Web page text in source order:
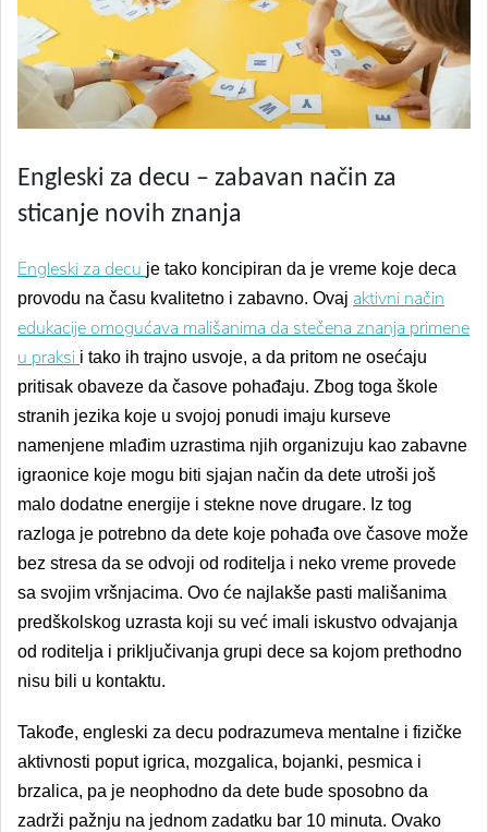
Engleski za decu – zabavan način za
sticanje novih znanja
Engleski za decu je tako koncipiran da je vreme koje deca
provodu na času kvalitetno i zabavno. Ovaj aktivni način
edukacije omogućava mališanima da stečena znanja primene
u praksi i tako ih trajno usvoje, a da pritom ne osećaju
pritisak obaveze da časove pohađaju. Zbog toga škole
stranih jezika koje u svojoj ponudi imaju kurseve
namenjene mlađim uzrastima njih organizuju kao zabavne
igraonice koje mogu biti sjajan način da dete utroši još
malo dodatne energije i stekne nove drugare. Iz tog
razloga je potrebno da dete koje pohađa ove časove može
bez stresa da se odvoji od roditelja i neko vreme provede
sa svojim vršnjacima. Ovo će najlakše pasti mališanima
predškolskog uzrasta koji su već imali iskustvo odvajanja
od roditelja i priključivanja grupi dece sa kojom prethodno
nisu bili u kontaktu.
Takođe, engleski za decu podrazumeva mentalne i fizičke
aktivnosti poput igrica, mozgalica, bojanki, pesmica i
brzalica, pa je neophodno da dete bude sposobno da
zadrži pažnju na jednom zadatku bar 10 minuta. Ovako